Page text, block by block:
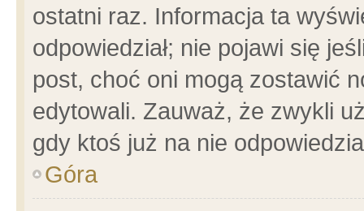
ostatni raz. Informacja ta
odpowiedział; nie pojawi się
post, choć oni mogą zostawić
edytowali. Zauważ, że zwykli
gdy ktoś już na nie
Góra